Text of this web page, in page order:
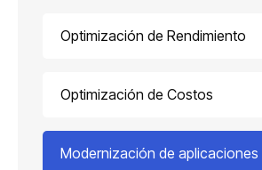
Optimización de Rendimiento
Optimización de Costos
Modernización de aplicaciones